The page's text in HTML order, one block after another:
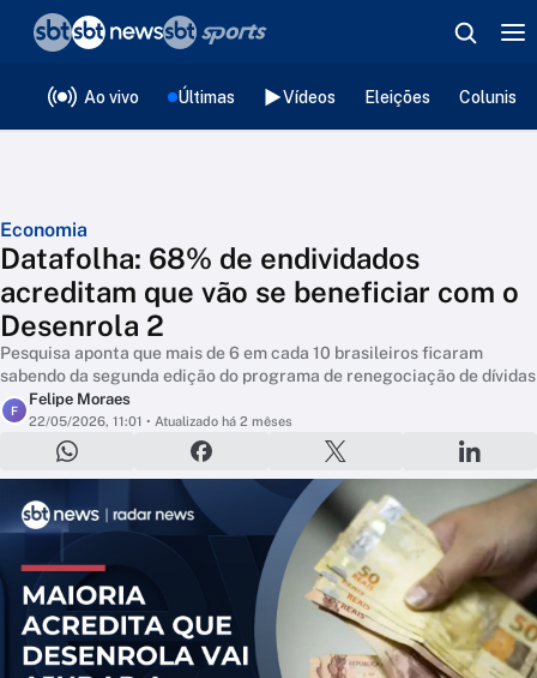
Ao vivo Últimas Vídeos Eleições
Economia
Datafolha: 68% de endividados
acreditam que vão se beneficiar com o
Desenrola 2
Pesquisa aponta que mais de 6 em cada 10 brasileiros ficaram
sabendo da segunda edição do programa de renegociação de dívidas
F
Felipe Moraes
22/05/2026, 11:01 • Atualizado há 2 mêses
❮voltar
Editorias